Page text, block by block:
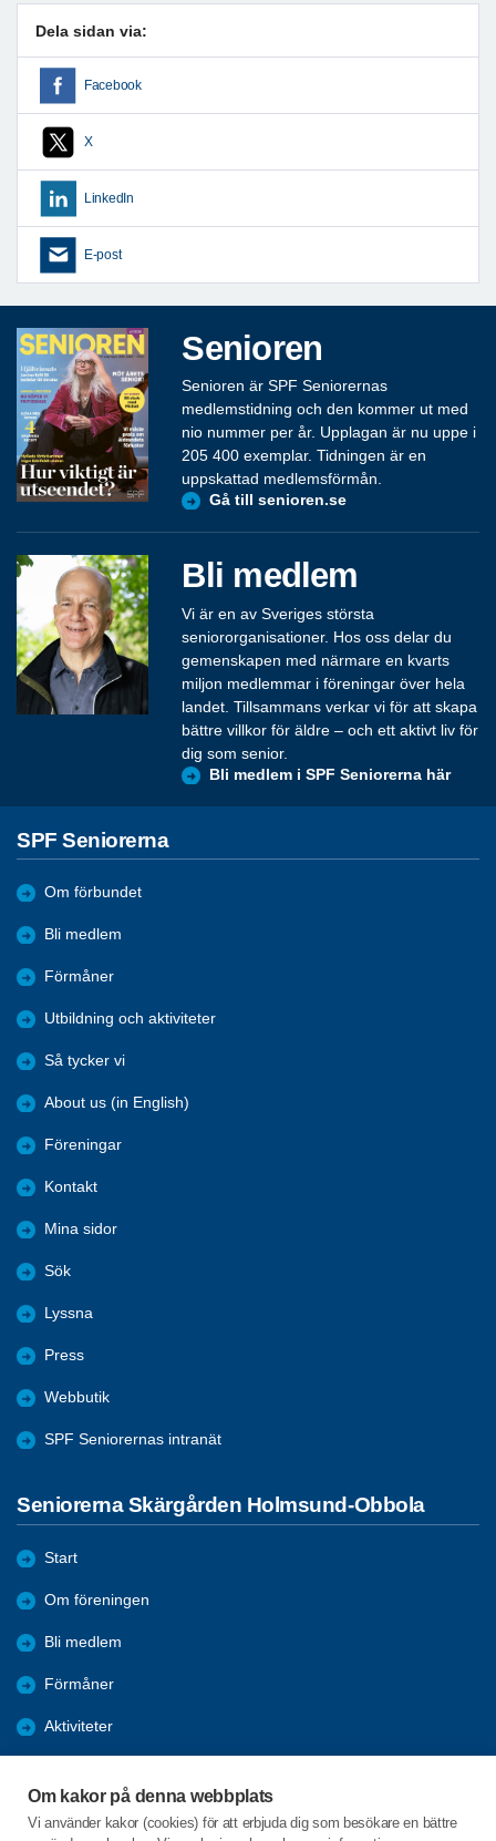
Om kakor på denna webbplats
Vi använder kakor (cookies) för att erbjuda dig som besökare en bättre
Dela sidan via:
Facebook
X
LinkedIn
E-post
Senioren
Senioren är SPF Seniorernas
medlemstidning och den kommer ut med
nio nummer per år. Upplagan är nu uppe i
205 400 exemplar. Tidningen är en
uppskattad medlemsförmån.
Gå till senioren.se
Bli medlem
Vi är en av Sveriges största
seniororganisationer. Hos oss delar du
gemenskapen med närmare en kvarts
miljon medlemmar i föreningar över hela
landet. Tillsammans verkar vi för att skapa
bättre villkor för äldre – och ett aktivt liv för
dig som senior.
Bli medlem i SPF Seniorerna här
SPF Seniorerna
Om förbundet
Bli medlem
Förmåner
Utbildning och aktiviteter
Så tycker vi
About us (in English)
Föreningar
Kontakt
Mina sidor
Sök
Lyssna
Press
Webbutik
SPF Seniorernas intranät
Seniorerna Skärgården Holmsund-Obbola
Start
Om föreningen
Bli medlem
Förmåner
Aktiviteter